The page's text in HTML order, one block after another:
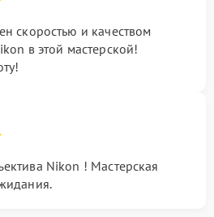
скоростью и качеством
в этой мастерской!
Nikon ! Мастерская